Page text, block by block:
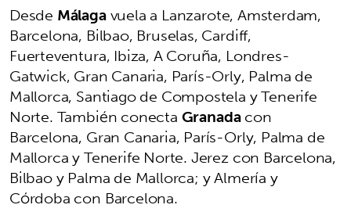
Desde Málagavuela a Lanzarote, Amsterdam,
Barcelona, Bilbao, Bruselas, Cardiff,
Fuerteventura, Ibiza, A Coruña, Londres-
Gatwick, Gran Canaria, París-Orly, Palma de
Mallorca, Santiago de Compostela y Tenerife
Norte. También conectaGranadacon
Barcelona, Gran Canaria, París-Orly, Palma de
Mallorca y Tenerife Norte. Jerez con Barcelona,
Bilbao y Palma de Mallorca; y Almería y
Córdoba con Barcelona.